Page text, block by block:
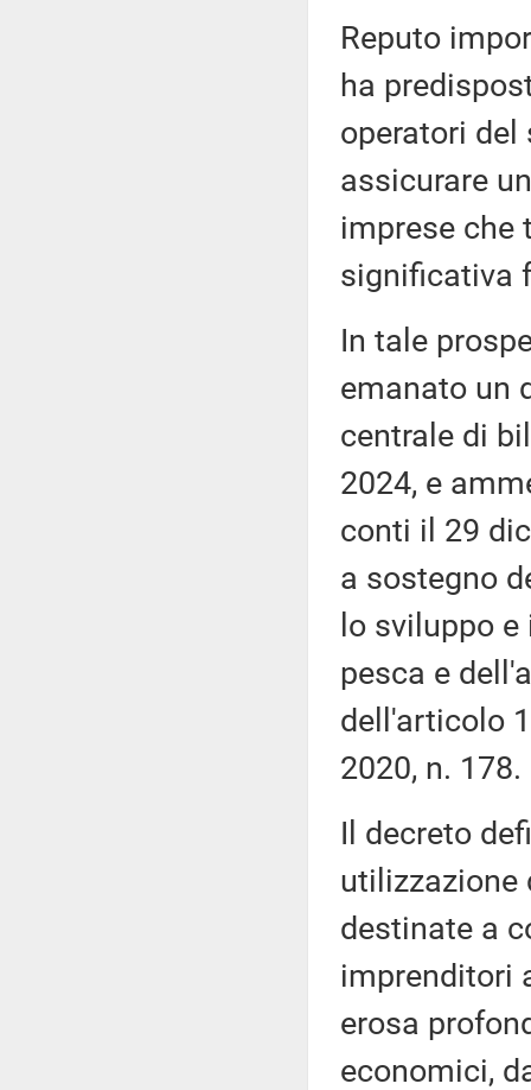
Reputo
ha
operatori
assicurare
imprese che
significativa
In tale
emanato un
centrale di
2024, e
conti il 29
a sostegno
lo sviluppo
pesca e
dell'articolo
2020, n. 178.
Il decreto
utilizzazione
destinate a
imprenditori
erosa
economici,